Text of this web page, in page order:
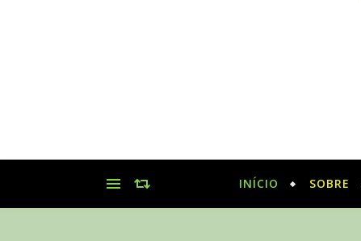
INÍCIO SOBRE